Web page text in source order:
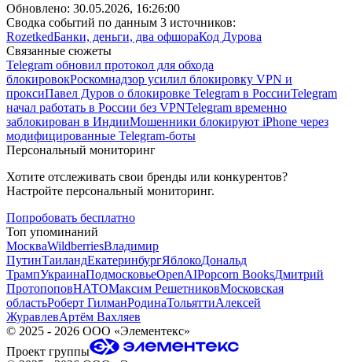
Обновлено: 30.05.2026, 16:26:00
Сводка событий по данным 3 источников:
RozetkedБанки, деньги, два офшораКод Дурова
Связанные сюжеты
Telegram обновил протокол для обхода
блокировокРоскомнадзор усилил блокировку VPN и
проксиПавел Дуров о блокировке Telegram в РоссииTelegram
начал работать в России без VPNTelegram временно
заблокирован в ИндииМошенники блокируют iPhone через
модифицированные Telegram-боты
Персональный мониторинг
Хотите отслеживать свои бренды или конкурентов?
Настройте персональный мониторинг.
Попробовать бесплатно
Топ упоминаний
МоскваWildberriesВладимир
ПутинТаиландЕкатеринбургЯблокоДональд
ТрампУкраинаПодмосковьеOpenAIPopcorn BooksДмитрий
ПротопоповНАТОМаксим РешетниковМосковская
областьРоберт ГилманРодинаТольяттиАлексей
ЖуравлевАртём Вахляев
© 2025 - 2026 ООО «Элементекс»
Проект группы